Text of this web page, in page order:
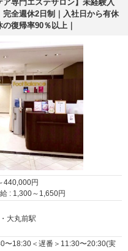
専門エステサロン】未経験入
全週休2日制｜入社日から有休
復帰率90％以上｜
440,000円
: 1,300～ 1,650円
大丸前駅
〜18:30＜遅番＞11:30〜20:30(実